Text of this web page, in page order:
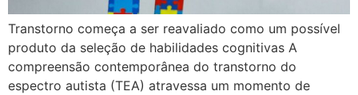
Transtorno começa a ser reavaliado como um possível
produto da seleção de habilidades cognitivas A
compreensão contemporânea do transtorno do
espectro autista (TEA) atravessa um momento de